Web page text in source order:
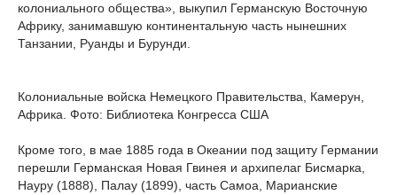
колониального общества», выкупил Германскую Восточную
Африку, занимавшую континентальную часть нынешних
Танзании, Руанды и Бурунди.
Колониальные войска Немецкого Правительства, Камерун,
Африка. Фото: Библиотека Конгресса США
Кроме того, в мае 1885 года в Океании под защиту Германии
перешли Германская Новая Гвинея и архипелаг Бисмарка,
Науру (1888), Палау (1899), часть Самоа, Марианские